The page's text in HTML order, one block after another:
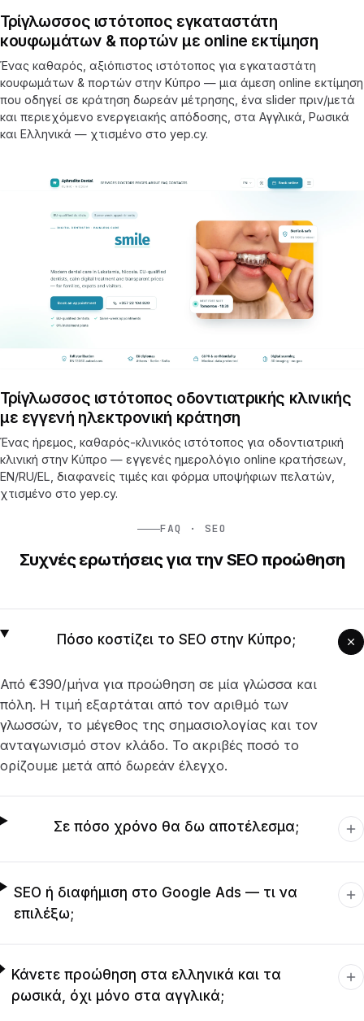
Τρίγλωσσος ιστότοπος εγκαταστάτη
κουφωμάτων & πορτών με online εκτίμηση
Ένας καθαρός, αξιόπιστος ιστότοπος για εγκαταστάτη
κουφωμάτων & πορτών στην Κύπρο — μια άμεση online εκτίμηση
που οδηγεί σε κράτηση δωρεάν μέτρησης, ένα slider πριν/μετά
και περιεχόμενο ενεργειακής απόδοσης, στα Αγγλικά, Ρωσικά
και Ελληνικά — χτισμένο στο yep.cy.
Τρίγλωσσος ιστότοπος οδοντιατρικής κλινικής
με εγγενή ηλεκτρονική κράτηση
Ένας ήρεμος, καθαρός-κλινικός ιστότοπος για οδοντιατρική
κλινική στην Κύπρο — εγγενές ημερολόγιο online κρατήσεων,
EN/RU/EL, διαφανείς τιμές και φόρμα υποψήφιων πελατών,
χτισμένο στο yep.cy.
FAQ · SEO
Συχνές ερωτήσεις για την SEO προώθηση
Πόσο κοστίζει το SEO στην Κύπρο;
Από €390/μήνα για προώθηση σε μία γλώσσα και
πόλη. Η τιμή εξαρτάται από τον αριθμό των
γλωσσών, το μέγεθος της σημασιολογίας και τον
ανταγωνισμό στον κλάδο. Το ακριβές ποσό το
ορίζουμε μετά από δωρεάν έλεγχο.
Σε πόσο χρόνο θα δω αποτέλεσμα;
SEO ή διαφήμιση στο Google Ads — τι να
επιλέξω;
Κάνετε προώθηση στα ελληνικά και τα
ρωσικά, όχι μόνο στα αγγλικά;